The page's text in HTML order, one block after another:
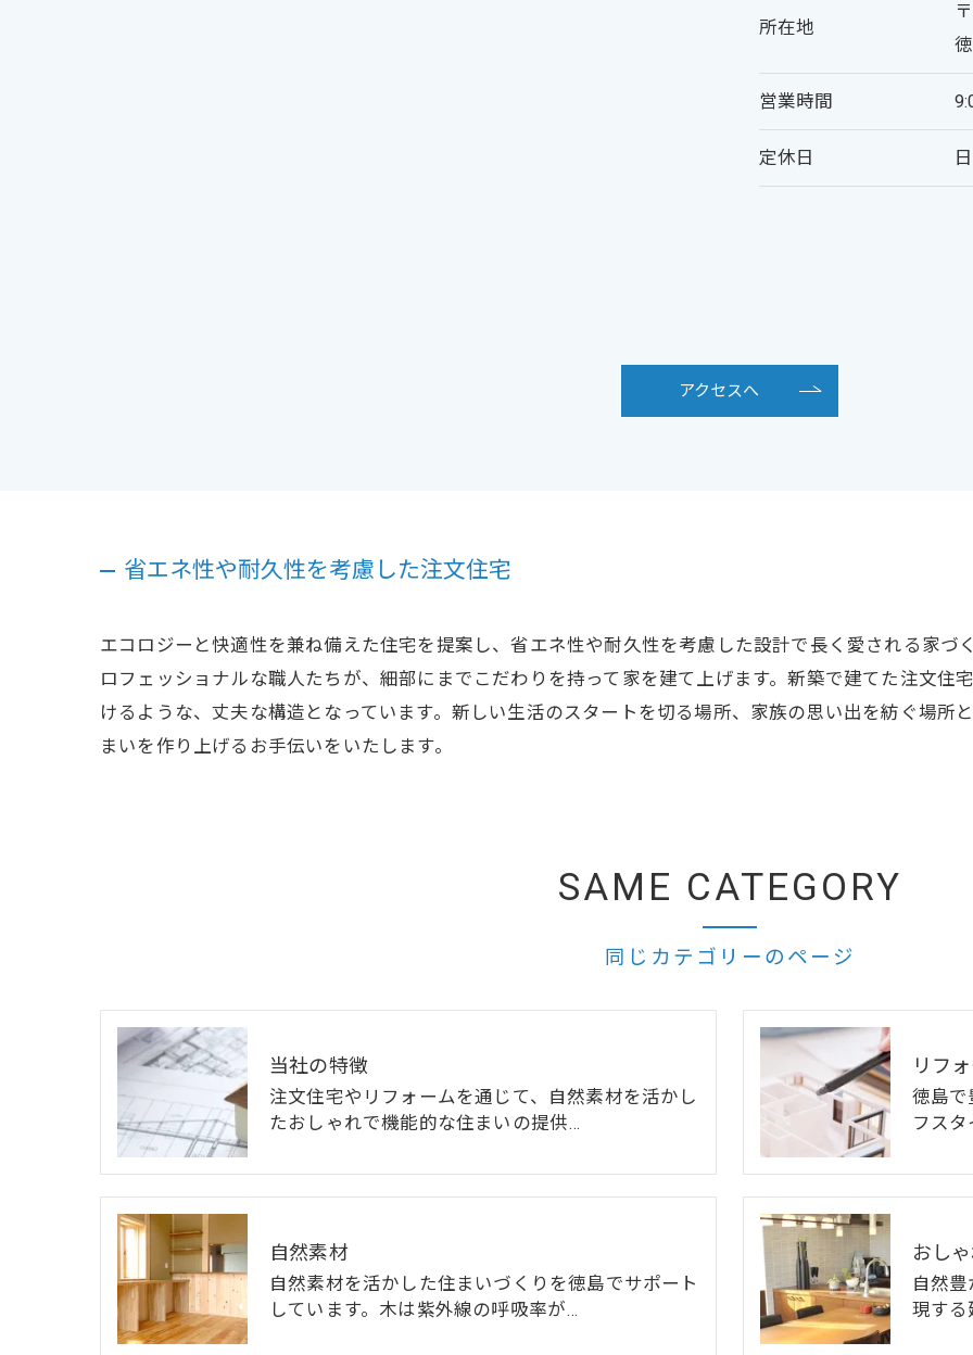
所在地
営業時間
定休日
アクセスへ
省エネ性や耐久性を考慮した注文住宅
エコロジーと快適性を兼ね備えた住宅を提案し、省エネ性や耐久性を考慮した設計で長く愛される家づ
ロフェッショナルな職人たちが、細部にまでこだわりを持って家を建て上げます。新築で建てた注文住
けるような、丈夫な構造となっています。新しい生活のスタートを切る場所、家族の思い出を紡ぐ場所
まいを作り上げるお手伝いをいたします。
同じカテゴリーのページ
SAME CATEGORY
当社の特徴
注文住宅やリフォームを通じて、自然素材を活かし
たおしゃれで機能的な住まいの提供…
リフ
徳島で
フス
自然素材
自然素材を活かした住まいづくりを徳島でサポート
しています。木は紫外線の呼吸率が…
おし
自然
現する